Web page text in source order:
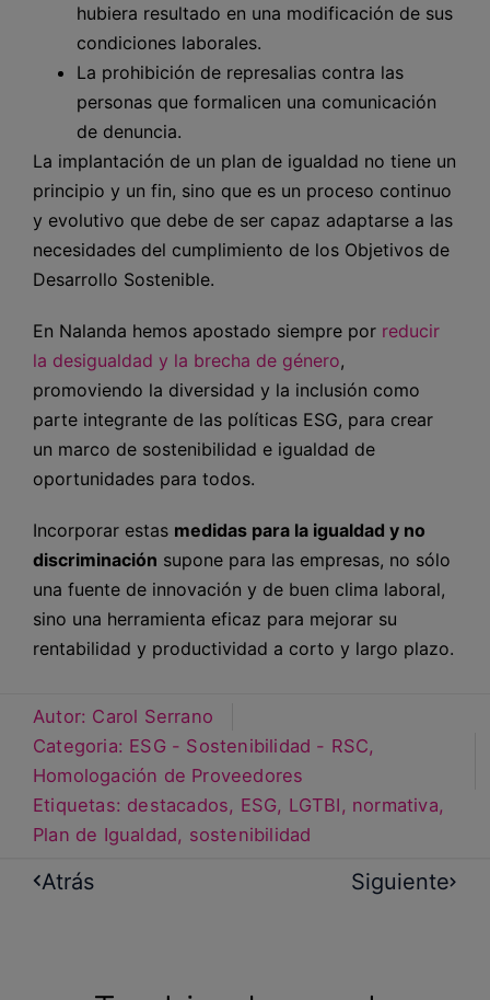
hubiera resultado en una modificación de sus
condiciones laborales.
La prohibición de represalias contra las
personas que formalicen una comunicación
de denuncia.
La implantación de un plan de igualdad no tiene un
principio y un fin, sino que es un proceso continuo
y evolutivo que debe de ser capaz adaptarse a las
necesidades del cumplimiento de los Objetivos de
Desarrollo Sostenible.
En Nalanda hemos apostado siempre por reducir
la desigualdad y la brecha de género,
promoviendo la diversidad y la inclusión como
parte integrante de las políticas ESG, para crear
un marco de sostenibilidad e igualdad de
oportunidades para todos.
Incorporar estas medidas para la igualdad y no
discriminación supone para las empresas, no sólo
una fuente de innovación y de buen clima laboral,
sino una herramienta eficaz para mejorar su
rentabilidad y productividad a corto y largo plazo.
Autor: Carol Serrano
Categoria: ESG - Sostenibilidad - RSC,
Homologación de Proveedores
Etiquetas: destacados, ESG, LGTBI, normativa,
Plan de Igualdad, sostenibilidad
Atrás Siguiente